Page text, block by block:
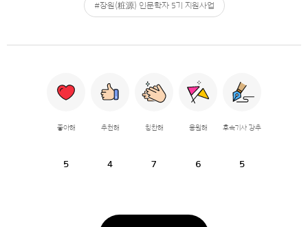
#장원(粧源) 인문학자 5기 지원사업
좋아해
5
추천해
4
칭찬해
7
응원해
6
후속기사 강추
5